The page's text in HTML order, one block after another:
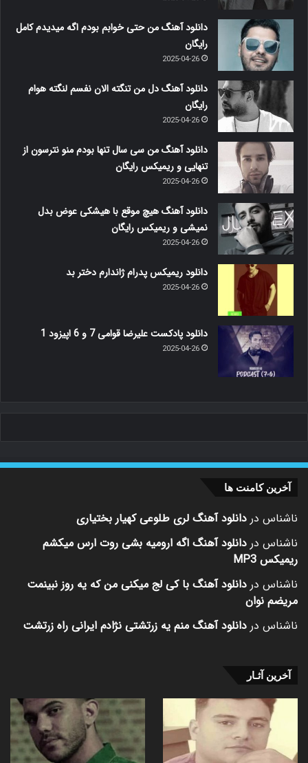
دانلود آهنگ من حتی خوابم بودم اگه میدیدم کامل
رایگان
2025-04-26
دانلود آهنگ دل من تنگته الان نفسم لنگته هوام
رایگان
2025-04-26
دانلود آهنگ من سی سال تنها بودم منو نترسون از
تنهایی و ریمیکس رایگان
2025-04-26
دانلود آهنگ هیچ موقع با هیشکی عوض بدل
نمیشی و ریمیکس رایگان
2025-04-26
دانلود ریمیکس پدرام ژاندارم دختر بد
2025-04-26
دانلود پادکست علیرضا قوامی 7 و 6 اپیزود 1
2025-04-26
آخرین کامنت ها
ناشناس در دانلود آهنگ لری طلوعی کهیار بختیاری
ناشناس در دانلود آهنگ اگه ارومیه بشی روت ارس میکشم
ریمیکس MP3
ناشناس در دانلود آهنگ با کی لج میکنی من که یه روز نبینمت
مریضم نوان
ناشناس در دانلود آهنگ منم یه زرتشتی نژادم ایرانی راه زرتشت
آخرین آثـار